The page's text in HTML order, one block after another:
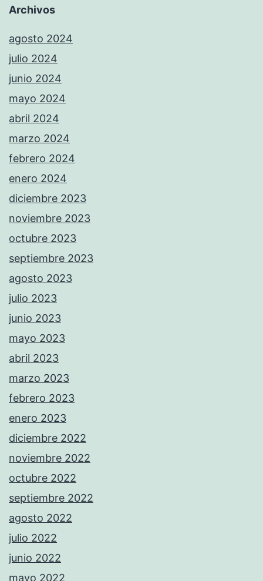
Archivos
agosto 2024
julio 2024
junio 2024
mayo 2024
abril 2024
marzo 2024
febrero 2024
enero 2024
diciembre 2023
noviembre 2023
octubre 2023
septiembre 2023
agosto 2023
julio 2023
junio 2023
mayo 2023
abril 2023
marzo 2023
febrero 2023
enero 2023
diciembre 2022
noviembre 2022
octubre 2022
septiembre 2022
agosto 2022
julio 2022
junio 2022
mayo 2022